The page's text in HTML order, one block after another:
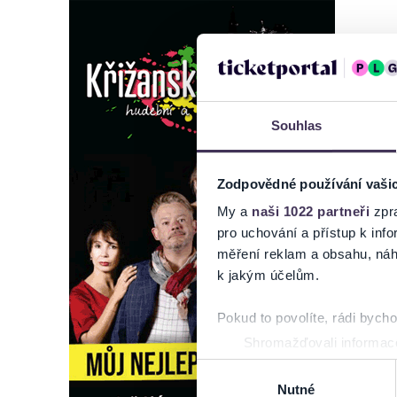
Souhlas
Zodpovědné používání
My a naši 1022 partneři
pro uchování a přístup k
měření reklam a obsahu,
k jakým účelům.
Pokud to povolíte, rádi
Shromažďovali
Identifikovali vaše
Zjistěte více o tom, jak
Výběr
Nutné